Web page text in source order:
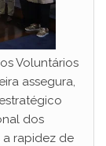
Voluntários
assegura,
dos
rapidez de